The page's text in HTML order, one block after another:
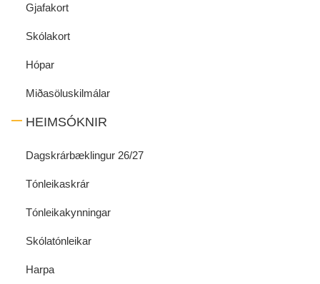
Gjafakort
Skólakort
Hópar
Miðasöluskilmálar
HEIMSÓKNIR
Dagskrárbæklingur 26/27
Tónleikaskrár
Tónleikakynningar
Skólatónleikar
Harpa